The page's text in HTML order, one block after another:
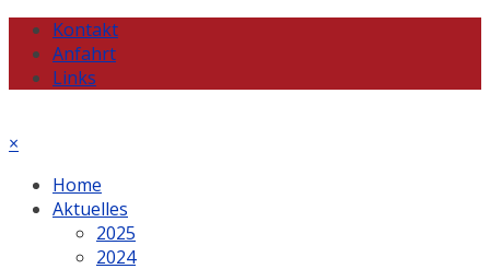
Kontakt
Anfahrt
Links
×
Home
Aktuelles
2025
2024